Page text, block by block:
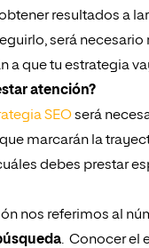
resultados a
será
a que tu estrategia
atención?
SEOserá
marcarán la
debes prestar
nos referimos al
. Conocer el